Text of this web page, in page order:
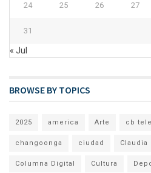
24 25 26 27
31
« Jul
BROWSE BY TOPICS
2025 america Arte cb
changoonga ciudad Claudia
Columna Digital Cultura